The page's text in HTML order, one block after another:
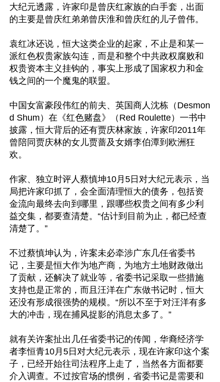
大纪元透露，许家印是曾庆红家族的白手套，出面
的主要是曾庆红弟弟曾庆淮和曾庆红的儿子曾伟。
袁红冰还说，恒大这类企业的起家，不止是和某一
派红色权贵家族勾连，而是和整个中共政权腐败和
权贵资本主义挂钩的，事实上形成了国家权力和金
钱之间的一个魔鬼的联盟。
中国女富豪段伟红的前夫、英国商人沈栋（Desmon
d Shum）在《红色赌盘》（Red Roulette）一书中
披露，恒大背后的还有贾庆林家族，许家印2011年
曾陪同贾庆林的女儿贾蔷及女婿李伯潭到欧洲狂
欢。
作家、独立时评人蔡慎坤10月5日对大纪元表示，当
局把许家印抓了，会全面清理恒大的债务，包括资
金流向最终去向到哪里，跟哪些权贵之间有多少利
益交集，都要查清楚。“估计到目前为止，都已经查
清楚了。”
不过蔡慎坤认为，许案未必牵涉广东几任省委书
记，主要是恒大作为地产商，为地方土地财政做出
了贡献，还解决了就业等，省委书记采取一些措施
支持也是正常的，而且汪洋在广东做书记时，恒大
还没有形成很强势的规模。“所以不至于对汪洋有多
大的冲击，现在捕风捉影的消息太多了。”
就有关许案扯出几任省委书记的传闻，华裔经济学
者李恒青10月5日对大纪元表示，现在许家印这个案
子，已经开始往司法程序上走了，当然各方面都要
介入调查。不过按官场的惯例，省委书记是需要和